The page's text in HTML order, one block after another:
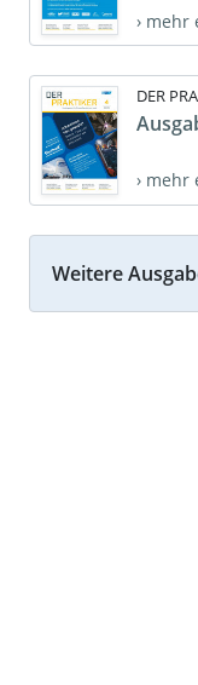
› mehr
DER
› mehr
Weitere